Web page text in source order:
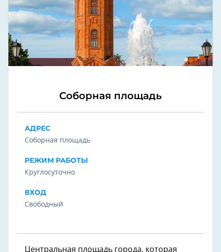
Соборная площадь
АДРЕС
Соборная площадь
РЕЖИМ РАБОТЫ
Круглосуточно
ВХОД
Свободный
Центральная площадь города, которая